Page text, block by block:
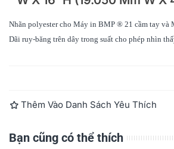
Nhãn polyester cho Máy in BMP ® 21 cầm tay
Dãi ruy-băng trên dây trong suất cho phép nhìn
Thêm Vào Danh Sách Yêu Thích
Bạn cũng có thể thích